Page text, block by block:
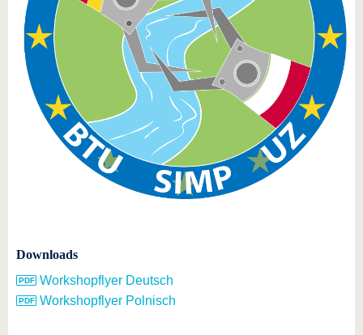
Downloads
Workshopflyer Deutsch
Workshopflyer Polnisch